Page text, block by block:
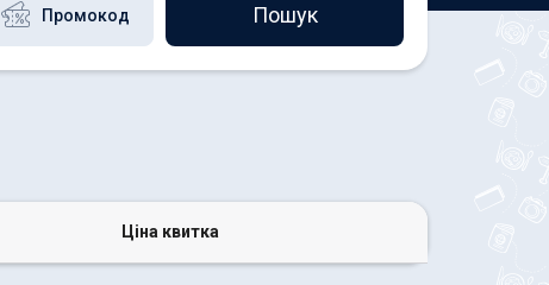
Пошук
Ціна квитка